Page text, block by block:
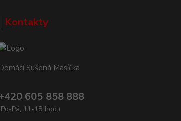
Kontakty
Sušená Masíčka
605 858 888
Pá, 11-18 hod.)